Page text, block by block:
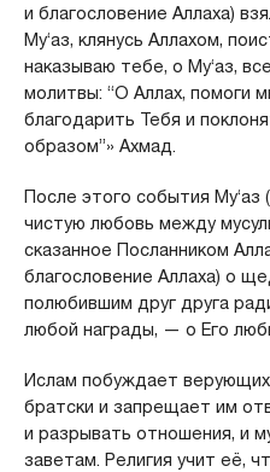
и благословение Аллаха)
Му‘аз, клянусь Аллахом,
наказываю тебе, о Му‘аз,
молитвы: “О Аллах, помоги
благодарить Тебя и
образом”» Ахмад.
После этого события Му‘аз
чистую любовь между
сказанное Посланником
благословение Аллаха) о
полюбившим друг друга
любой награды, — о Его
Ислам побуждает
братски и запрещает им
и разрывать отношения, и
заветам. Религия учит её,